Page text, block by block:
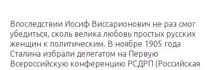
Впоследствии Иосиф Виссарионович не раз смог
убедиться, сколь велика любовь простых русских
женщин к политическим. В ноябре 1905 года
Сталина избрали делегатом на Первую
Всероссийскую конференцию РСДРП (Российская